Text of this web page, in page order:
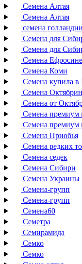
Семена Алтая
Семена Алтая
семена голландии
Семена для
Семена для
Семена
Семена Коми
Семена купила в
Семена
Семена от
Семена премиум
Семена премиум
Семена Приобья
Семена редких
Семена седек
Семена Сибири
Семена Украины
Семена-групп
Семена-групп
Семена60
Семетра
Семирамида
Семко
Семко